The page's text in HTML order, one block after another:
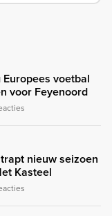
voetbal
voor Feyenoord
nieuw seizoen
Kasteel